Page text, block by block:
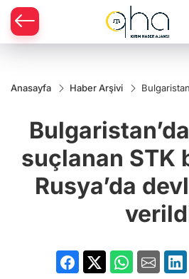
Anasayfa Haber Arşivi
başkanına
Rusya’da
verildi
suçlanan STK
Rusya’da